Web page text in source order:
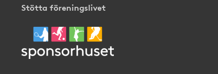
Stötta föreningslivet